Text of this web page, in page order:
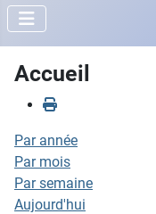
Accueil
Par année
Par mois
Par semaine
Aujourd'hui